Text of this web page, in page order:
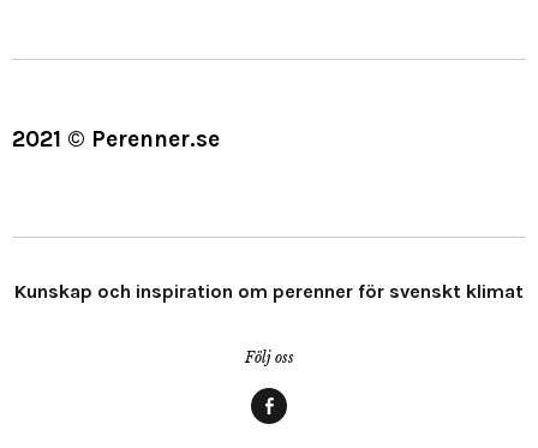
2021 © Perenner.se
Kunskap och inspiration om perenner för svenskt klimat
Följ oss